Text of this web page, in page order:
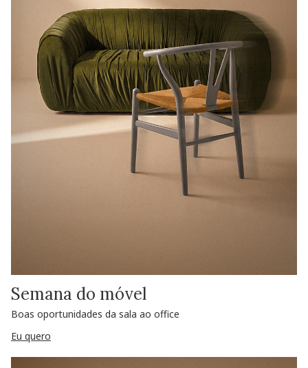
Semana do móvel
Boas oportunidades da sala ao office
Eu quero